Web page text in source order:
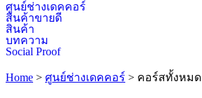
ศูนย์ช่างเดคคอร์
สินค้าขายดี
สินค้า
บทความ
Social Proof
Home > ศูนย์ช่างเดคคอร์ > คอร์สทั้งหมด